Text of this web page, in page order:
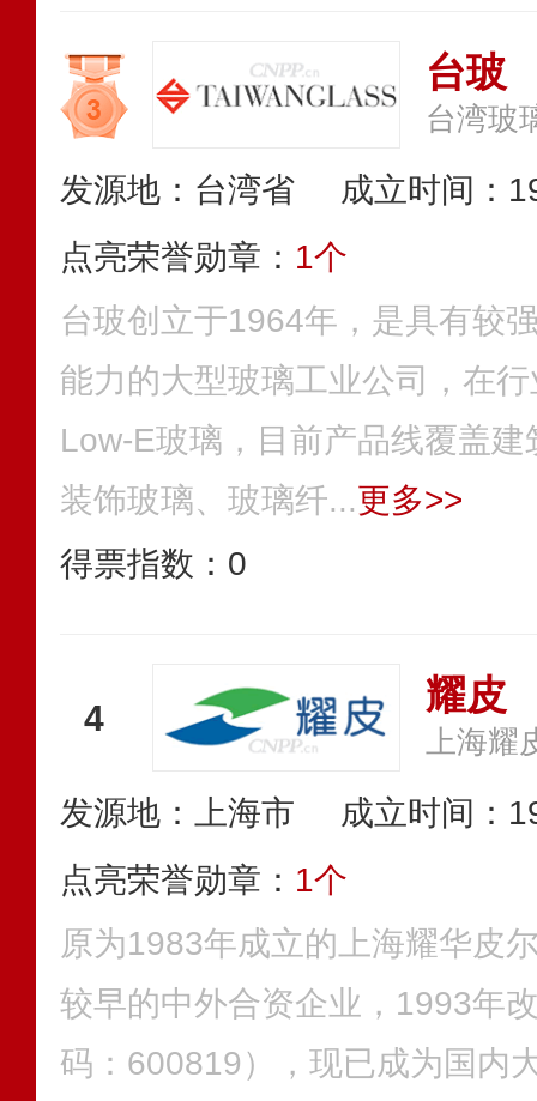
台玻
台湾玻
发源地：台湾省
成立时间：
点亮荣誉勋章： 1个
台玻创立于1964年，是具有较
能力的大型玻璃工业公司，在
Low-E玻璃，目前产品线覆盖
装饰玻璃、玻璃纤...更多>>
得票指数： 0
4 耀皮
发源地：上海市
成立时间：
点亮荣誉勋章： 1个
原为1983年成立的上海耀华皮
较早的中外合资企业，1993年
码：600819），现已成为国内